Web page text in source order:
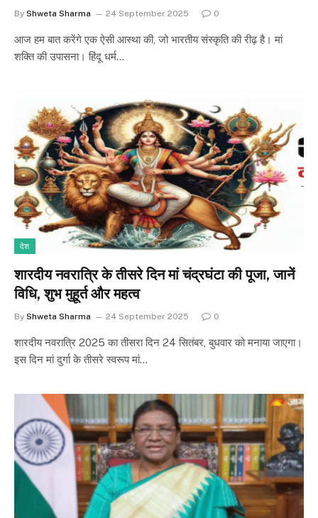
By Shweta Sharma 24 September 2025 0
आज हम बात करेंगे एक ऐसी आस्था की, जो भारतीय संस्कृति की रीढ़ है। मां
शक्ति की उपासना। हिंदू धर्म…
देश
शारदीय नवरात्रि के तीसरे दिन मां चंद्रघंटा की पूजा, जानें
विधि, शुभ मुहूर्त और महत्व
By Shweta Sharma 24 September 2025 0
शारदीय नवरात्रि 2025 का तीसरा दिन 24 सितंबर, बुधवार को मनाया जाएगा।
इस दिन मां दुर्गा के तीसरे स्वरूप मां…